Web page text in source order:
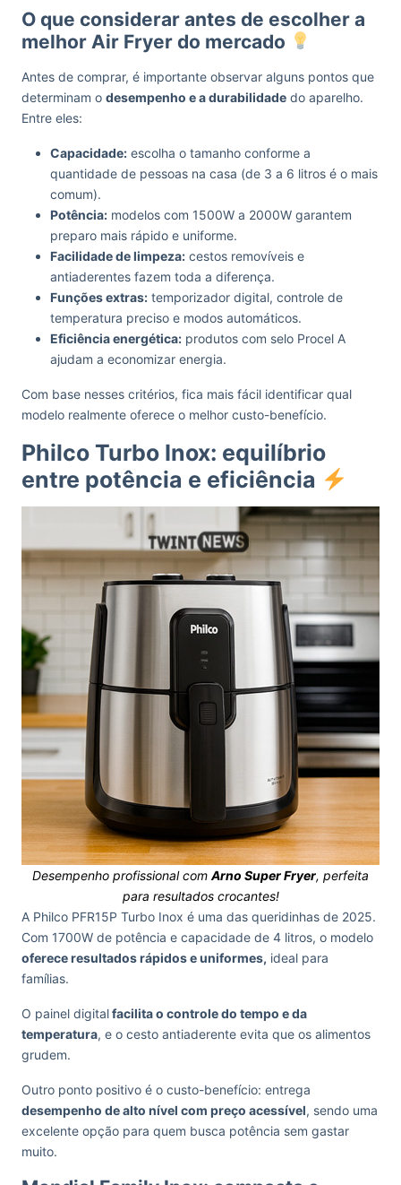
O que considerar antes de escolher a
melhor Air Fryer do mercado
Antes de comprar, é importante observar alguns pontos que
determinam o desempenho e a durabilidade do aparelho.
Entre eles:
Capacidade: escolha o tamanho conforme a
quantidade de pessoas na casa (de 3 a 6 litros é o mais
comum).
Potência: modelos com 1500W a 2000W garantem
preparo mais rápido e uniforme.
Facilidade de limpeza: cestos removíveis e
antiaderentes fazem toda a diferença.
Funções extras: temporizador digital, controle de
temperatura preciso e modos automáticos.
Eficiência energética: produtos com selo Procel A
ajudam a economizar energia.
Com base nesses critérios, fica mais fácil identificar qual
modelo realmente oferece o melhor custo-benefício.
Philco Turbo Inox: equilíbrio
entre potência e eficiência
Desempenho profissional com Arno Super Fryer, perfeita
para resultados crocantes!
A Philco PFR15P Turbo Inox é uma das queridinhas de 2025.
Com 1700W de potência e capacidade de 4 litros, o modelo
oferece resultados rápidos e uniformes, ideal para
famílias.
O painel digitalfacilita o controle do tempo e da
temperatura, e o cesto antiaderente evita que os alimentos
grudem.
Outro ponto positivo é o custo-benefício: entrega
desempenho de alto nível com preço acessível, sendo uma
excelente opção para quem busca potência sem gastar
muito.